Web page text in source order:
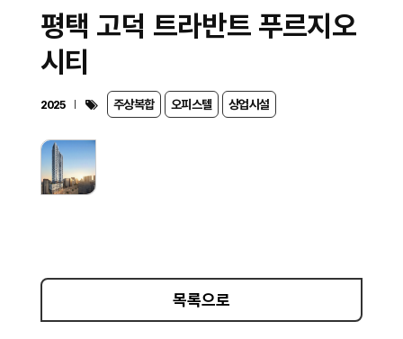
평택 고덕 트라반트 푸르지오
시티
2025 주상복합 오피스텔 상업시설
목록으로